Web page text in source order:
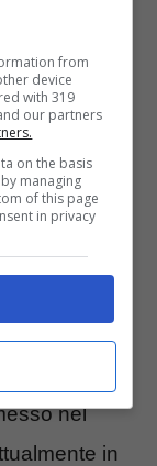
più
europeo.
De
,
alla
ancor di
inatteso.
nel
in
from
device
with 319
our partners
on the basis
managing
of this page
in privacy